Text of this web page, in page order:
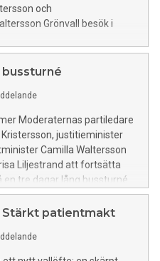
och
Grönvall besök i
Moderaternas partiledare
justitieminister
Camilla Waltersson
Liljestrand att fortsätta
tre dagar lång bussturné.
Stärkt patientmakt